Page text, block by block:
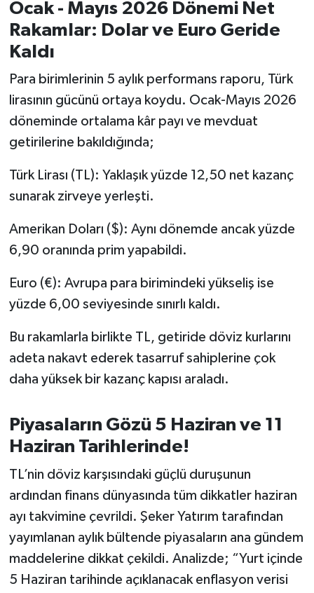
Ocak - Mayıs 2026 Dönemi Net
Rakamlar: Dolar ve Euro Geride
Kaldı
Para birimlerinin 5 aylık performans raporu, Türk
lirasının gücünü ortaya koydu. Ocak-Mayıs 2026
döneminde ortalama kâr payı ve mevduat
getirilerine bakıldığında;
Türk Lirası (TL): Yaklaşık yüzde 12,50 net kazanç
sunarak zirveye yerleşti.
Amerikan Doları ($): Aynı dönemde ancak yüzde
6,90 oranında prim yapabildi.
Euro (€): Avrupa para birimindeki yükseliş ise
yüzde 6,00 seviyesinde sınırlı kaldı.
Bu rakamlarla birlikte TL, getiride döviz kurlarını
adeta nakavt ederek tasarruf sahiplerine çok
daha yüksek bir kazanç kapısı araladı.
Piyasaların Gözü 5 Haziran ve 11
Haziran Tarihlerinde!
TL’nin döviz karşısındaki güçlü duruşunun
ardından finans dünyasında tüm dikkatler haziran
ayı takvimine çevrildi. Şeker Yatırım tarafından
yayımlanan aylık bültende piyasaların ana gündem
maddelerine dikkat çekildi. Analizde; “Yurt içinde
5 Haziran tarihinde açıklanacak enflasyon verisi
Resmi İlanlar
Savaştepe
SİYASET
Sındırgı
SÜRMANŞET
Susurluk
TEKNOLOJİ
TÜRKİYE
VİZYONDAKİLER